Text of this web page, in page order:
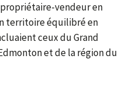
vendeur en
territoire équilibré en
ceux du Grand
et de la région du